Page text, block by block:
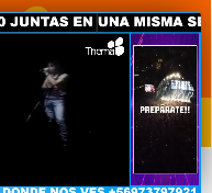
CULTURA